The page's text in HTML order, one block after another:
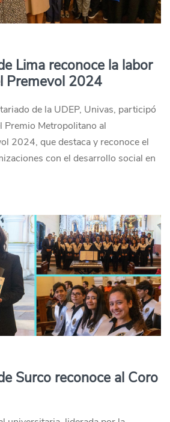
Lima reconoce la labor
Premevol 2024
de la UDEP, Univas, participó
Premio Metropolitano al
2024, que destaca y reconoce el
con el desarrollo social en
Surco reconoce al Coro